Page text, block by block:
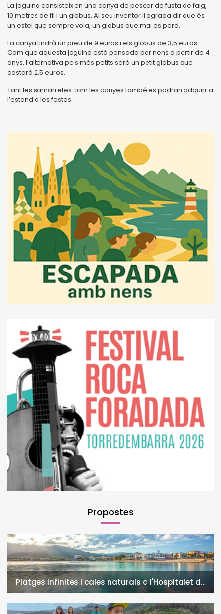
La joguina consisteix en una canya de pescar de fusta de faig,
10 metres de fil i un globus. Al seu inventor li agrada dir que és
un estel que sempre vola, un globus que mai es perd.
La canya tindrà un preu de 9 euros i els globus de 3,5 euros.
Com que aquesta joguina està pensada per nens a partir de 4
anys, l’alternativa pels més petits serà un petit globus que
costarà 2,5 euros.
Tant les samarretes com les canyes també es podran adquirr a
l’estand d les festes.
Propostes
Platges infinites i cales naturals a l'Hospitalet de
l'Infant i la Vall de Llors